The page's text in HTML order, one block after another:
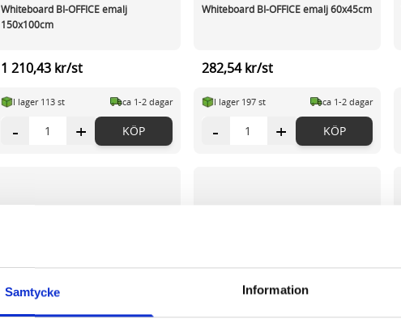
Samtycke Information
Whiteboard BI-OFFICE emalj
150x100cm
1 210,43 kr/st
I lager 113 st ca 1-2 dagar
- + KÖP
Whiteboard BI-OFFICE emalj 60x45cm
282,54 kr/st
I lager 197 st ca 1-2 dagar
- + KÖP